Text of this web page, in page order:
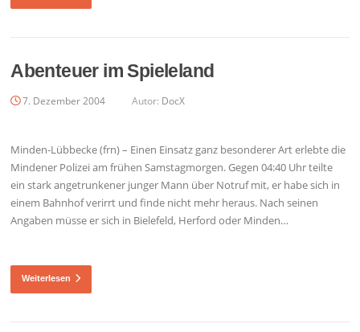
Abenteuer im Spieleland
7. Dezember 2004 Autor: DocX
Minden-Lübbecke (frn) – Einen Einsatz ganz besonderer Art erlebte die
Mindener Polizei am frühen Samstagmorgen. Gegen 04:40 Uhr teilte
ein stark angetrunkener junger Mann über Notruf mit, er habe sich in
einem Bahnhof verirrt und finde nicht mehr heraus. Nach seinen
Angaben müsse er sich in Bielefeld, Herford oder Minden…
Weiterlesen